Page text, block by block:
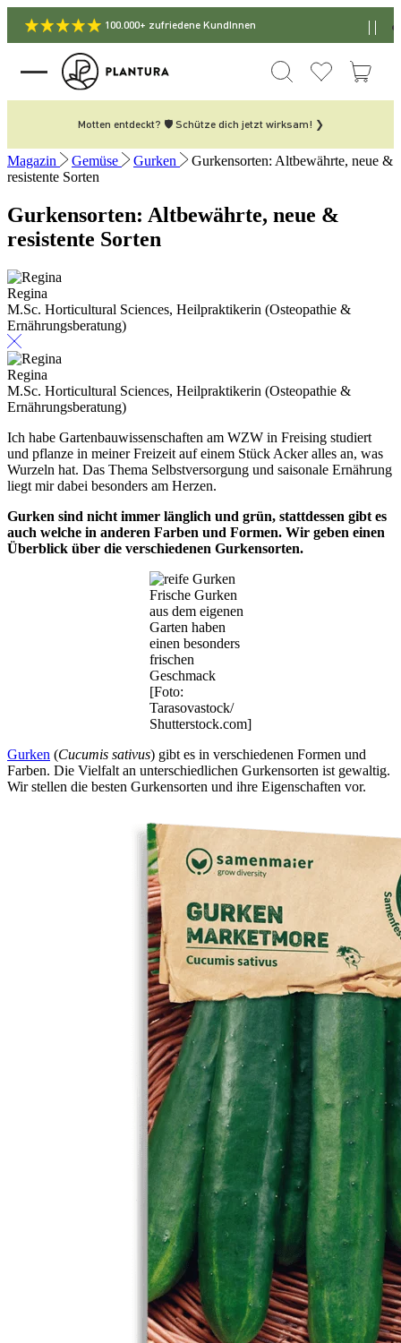
100.000+ zufriedene KundInnen
Motten entdeckt? 🛡️ Schütze dich jetzt wirksam! ❯
Magazin Gemüse Gurken
Gurkensorten: Altbewährte, neue &
resistente Sorten
Gurkensorten: Altbewährte, neue &
resistente Sorten
Regina
M.Sc. Horticultural Sciences, Heilpraktikerin (Osteopathie &
Ernährungsberatung)
Regina
M.Sc. Horticultural Sciences, Heilpraktikerin (Osteopathie &
Ernährungsberatung)
Ich habe Gartenbauwissenschaften am WZW in Freising studiert
und pflanze in meiner Freizeit auf einem Stück Acker alles an, was
Wurzeln hat. Das Thema Selbstversorgung und saisonale Ernährung
liegt mir dabei besonders am Herzen.
Gurken sind nicht immer länglich und grün, stattdessen gibt es
auch welche in anderen Farben und Formen. Wir geben einen
Überblick über die verschiedenen Gurkensorten.
Frische Gurken
aus dem eigenen
Garten haben
einen besonders
frischen
Geschmack
[Foto:
Tarasovastock/
Shutterstock.com]
Gurken (Cucumis sativus) gibt es in verschiedenen Formen und
Farben. Die Vielfalt an unterschiedlichen Gurkensorten ist gewaltig.
Wir stellen die besten Gurkensorten und ihre Eigenschaften vor.